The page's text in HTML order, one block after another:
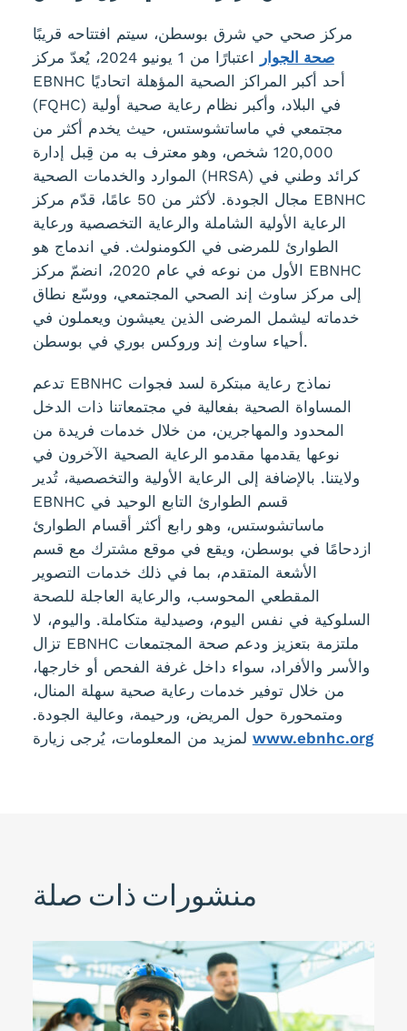
مركز صحي حي شرق بوسطن، سيتم افتتاحه قريبًا
صحة الجوار
اعتبارًا من 1 يونيو 2024، يُعدّ مركز
EBNHC أحد أكبر المراكز الصحية المؤهلة اتحاديًا
(FQHC) في البلاد، وأكبر نظام رعاية صحية أولية
مجتمعي في ماساتشوستس، حيث يخدم أكثر من
120,000 شخص، وهو معترف به من قِبل إدارة
الموارد والخدمات الصحية (HRSA) كرائد وطني في
مجال الجودة. لأكثر من 50 عامًا، قدّم مركز EBNHC
الرعاية الأولية الشاملة والرعاية التخصصية ورعاية
الطوارئ للمرضى في الكومنولث. في اندماج هو
الأول من نوعه في عام 2020، انضمّ مركز EBNHC
إلى مركز ساوث إند الصحي المجتمعي، ووسّع نطاق
خدماته ليشمل المرضى الذين يعيشون ويعملون في
أحياء ساوث إند وروكس بوري في بوسطن.
تدعم EBNHC نماذج رعاية مبتكرة لسد فجوات
المساواة الصحية بفعالية في مجتمعاتنا ذات الدخل
المحدود والمهاجرين، من خلال خدمات فريدة من
نوعها يقدمها مقدمو الرعاية الصحية الآخرون في
ولايتنا. بالإضافة إلى الرعاية الأولية والتخصصية، تُدير
EBNHC قسم الطوارئ التابع الوحيد في
ماساتشوستس، وهو رابع أكثر أقسام الطوارئ
ازدحامًا في بوسطن، ويقع في موقع مشترك مع قسم
الأشعة المتقدم، بما في ذلك خدمات التصوير
المقطعي المحوسب، والرعاية العاجلة للصحة
السلوكية في نفس اليوم، وصيدلية متكاملة. واليوم، لا
تزال EBNHC ملتزمة بتعزيز ودعم صحة المجتمعات
والأسر والأفراد، سواء داخل غرفة الفحص أو خارجها،
من خلال توفير خدمات رعاية صحية سهلة المنال،
ومتمحورة حول المريض، ورحيمة، وعالية الجودة.
www.ebnhc.org
منشورات ذات صلة